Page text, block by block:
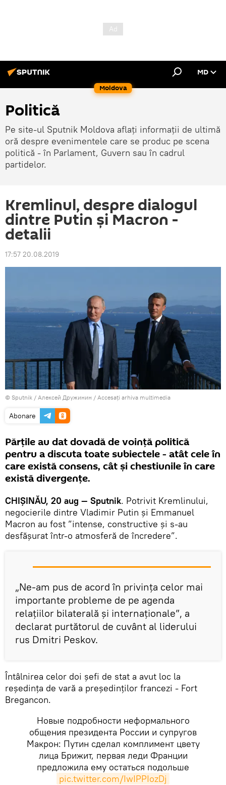
Moldova
MD
Politică
Pe site-ul Sputnik Moldova aflați informații de ultimă
oră despre evenimentele care se produc pe scena
politică - în Parlament, Guvern sau în cadrul
partidelor.
Kremlinul, despre dialogul
dintre Putin și Macron -
detalii
17:57 20.08.2019
© Sputnik / Алексей Дружинин / Accesați arhiva multimedia
Abonare
Părțile au dat dovadă de voință politică
pentru a discuta toate subiectele - atât cele în
care există consens, cât și chestiunile în care
există divergențe.
CHIȘINĂU, 20 aug — Sputnik. Potrivit Kremlinului,
negocierile dintre Vladimir Putin și Emmanuel
Macron au fost ”intense, constructive și s-au
desfășurat într-o atmosferă de încredere”.
„Ne-am pus de acord în privința celor mai
importante probleme de pe agenda
relațiilor bilaterală și internaționale”, a
declarat purtătorul de cuvânt al liderului
rus Dmitri Peskov.
Întâlnirea celor doi șefi de stat a avut loc la
reședința de vară a președinților francezi - Fort
Bregancon.
Новые подробности неформального
общения президента России и супругов
Макрон: Путин сделал комплимент цвету
лица Брижит, первая леди Франции
предложила ему остаться подольше
pic.twitter.com/IwIPPIozDj